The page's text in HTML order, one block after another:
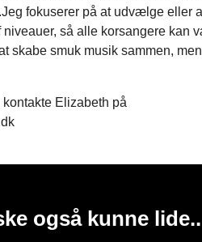
fokuserer på at udvælge eller
så alle korsangere kan
skabe smuk musik sammen,
Elizabeth på
også kunne